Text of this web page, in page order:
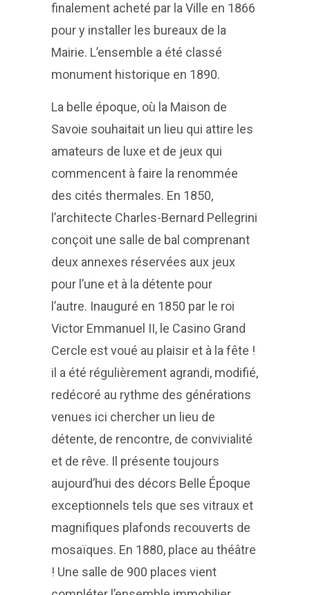
finalement acheté par la Ville en 1866
pour y installer les bureaux de la
Mairie. L’ensemble a été classé
monument historique en 1890.
La belle époque, où la Maison de
Savoie souhaitait un lieu qui attire les
amateurs de luxe et de jeux qui
commencent à faire la renommée
des cités thermales. En 1850,
l’architecte Charles-Bernard Pellegrini
conçoit une salle de bal comprenant
deux annexes réservées aux jeux
pour l’une et à la détente pour
l’autre. Inauguré en 1850 par le roi
Victor Emmanuel II, le Casino Grand
Cercle est voué au plaisir et à la fête !
il a été régulièrement agrandi, modifié,
redécoré au rythme des générations
venues ici chercher un lieu de
détente, de rencontre, de convivialité
et de rêve. Il présente toujours
aujourd’hui des décors Belle Époque
exceptionnels tels que ses vitraux et
magnifiques plafonds recouverts de
mosaïques. En 1880, place au théâtre
! Une salle de 900 places vient